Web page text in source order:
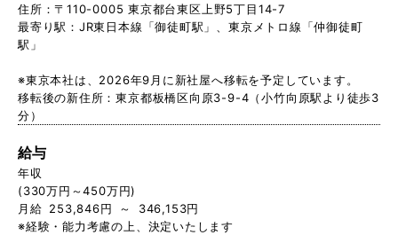
住所：〒110-0005 東京都台東区上野5丁目14-7
最寄り駅：JR東日本線「御徒町駅」、東京メトロ線「仲御徒町
駅」
※東京本社は、2026年9月に新社屋へ移転を予定しています。
移転後の新住所：東京都板橋区向原3-9-4（小竹向原駅より徒歩3
分）
給与
年収
(330万円～450万円)
月給 253,846円 ～ 346,153円
※経験・能力考慮の上、決定いたします